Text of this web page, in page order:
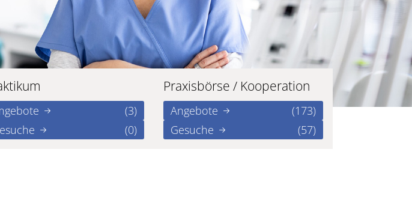
(3)
(0)
Praxisbörse / Kooperation
Angebote
(173)
Gesuche
(57)